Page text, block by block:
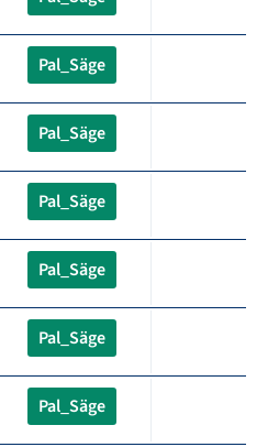
Pal_Säge
Pal_Säge
Pal_Säge
Pal_Säge
Pal_Säge
Pal_Säge